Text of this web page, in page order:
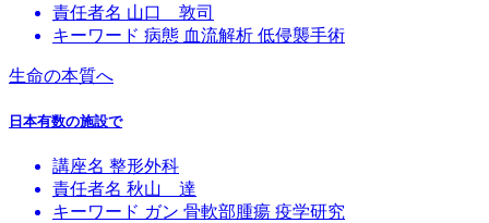
責任者名 山口 敦司
キーワード 病態 血流解析 低侵襲手術
生命の本質へ
日本有数の施設で
講座名 整形外科
責任者名 秋山 達
キーワード ガン 骨軟部腫瘍 疫学研究